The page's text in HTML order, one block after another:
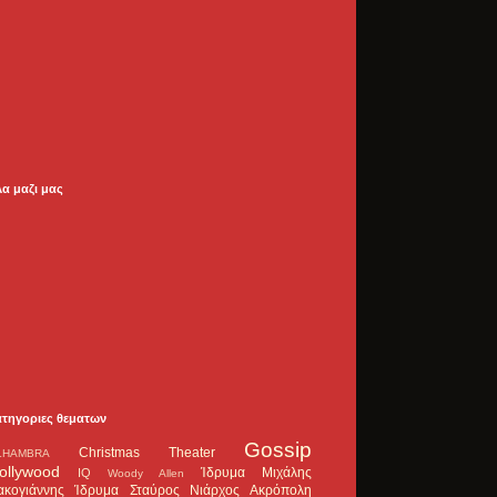
μαζι μας
θεματων
Christmas Theater Gossip
IQ Woody Allen
Ίδρυμα Μιχάλης
Ίδρυμα Σταύρος Νιάρχος Ακρόπολη